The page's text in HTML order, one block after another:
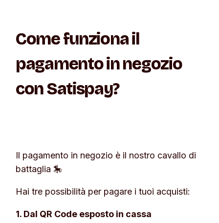
Come funziona il
pagamento in negozio
con Satispay?
Il pagamento in negozio è il nostro cavallo di
battaglia 🎠
Hai tre possibilità per pagare i tuoi acquisti:
1. Dal QR Code esposto in cassa